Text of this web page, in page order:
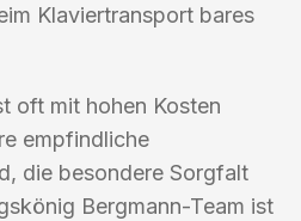
Klaviertransport bares
oft mit hohen Kosten
empfindliche
die besondere Sorgfalt
Bergmann-Team ist